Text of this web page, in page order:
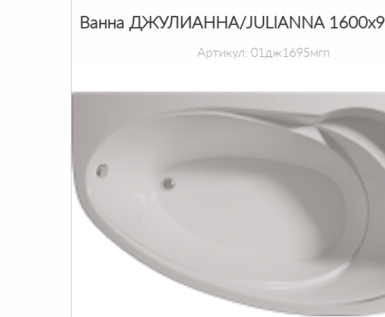
Ванна ДЖУЛИАННА/JULIANNA
Артикул: 01дж1695мгп